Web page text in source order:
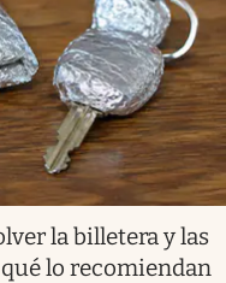
la billetera y las
lo recomiendan